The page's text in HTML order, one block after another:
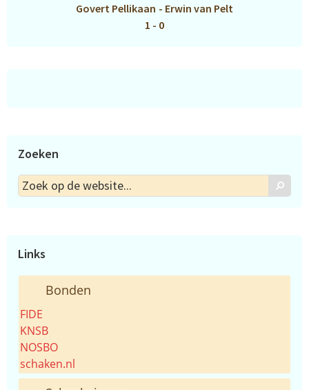
Govert Pellikaan - Erwin van Pelt
1 - 0
Zoeken
Zoek
op
Zoek
Links
Bonden
FIDE
KNSB
NOSBO
schaken.nl